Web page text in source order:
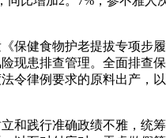
健食物护老提拔专项步
患排查管理。全面排查
律例要求的原料出产，
践行准确政绩不雅，统